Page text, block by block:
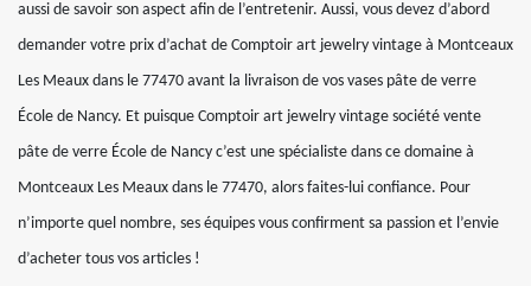
aussi de savoir son aspect afin de l’entretenir. Aussi, vous devez d’abord
demander votre prix d’achat de Comptoir art jewelry vintage à Montceaux
Les Meaux dans le 77470 avant la livraison de vos vases pâte de verre
École de Nancy. Et puisque Comptoir art jewelry vintage société vente
pâte de verre École de Nancy c’est une spécialiste dans ce domaine à
Montceaux Les Meaux dans le 77470, alors faites-lui confiance. Pour
n’importe quel nombre, ses équipes vous confirment sa passion et l’envie
d’acheter tous vos articles !